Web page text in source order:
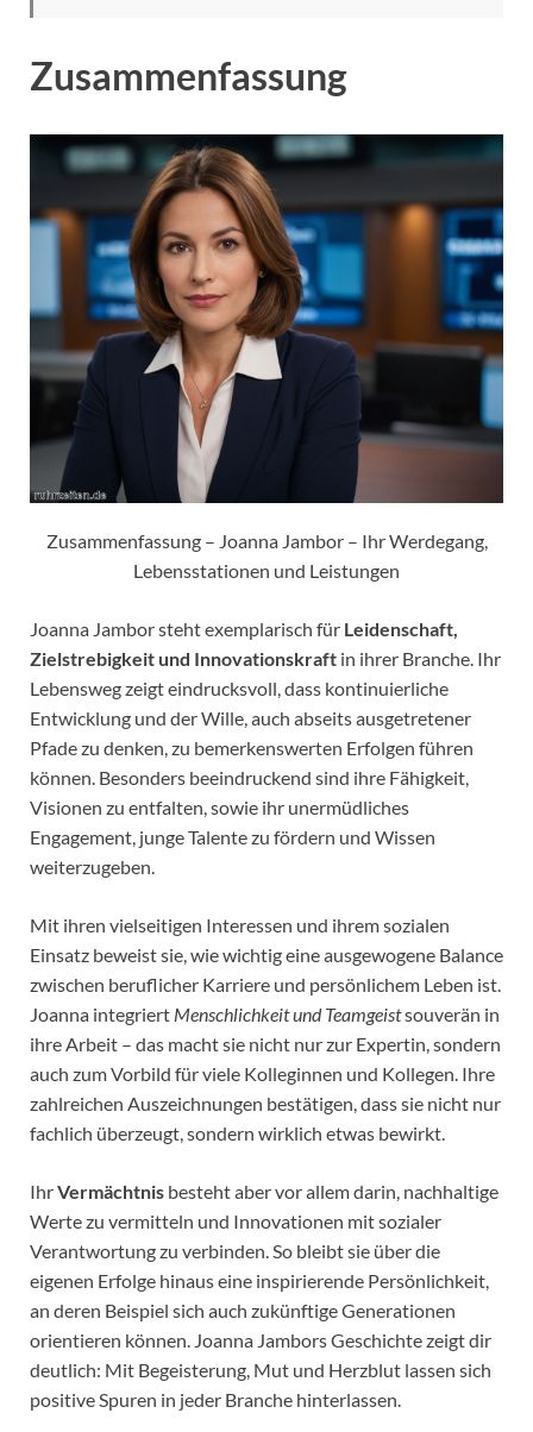
Zusammenfassung
Zusammenfassung – Joanna Jambor – Ihr Werdegang,
Lebensstationen und Leistungen
Joanna Jambor steht exemplarisch für Leidenschaft,
Zielstrebigkeit und Innovationskraft in ihrer Branche. Ihr
Lebensweg zeigt eindrucksvoll, dass kontinuierliche
Entwicklung und der Wille, auch abseits ausgetretener
Pfade zu denken, zu bemerkenswerten Erfolgen führen
können. Besonders beeindruckend sind ihre Fähigkeit,
Visionen zu entfalten, sowie ihr unermüdliches
Engagement, junge Talente zu fördern und Wissen
weiterzugeben.
Mit ihren vielseitigen Interessen und ihrem sozialen
Einsatz beweist sie, wie wichtig eine ausgewogene Balance
zwischen beruflicher Karriere und persönlichem Leben ist.
Joanna integriert Menschlichkeit und Teamgeistsouverän in
ihre Arbeit – das macht sie nicht nur zur Expertin, sondern
auch zum Vorbild für viele Kolleginnen und Kollegen. Ihre
zahlreichen Auszeichnungen bestätigen, dass sie nicht nur
fachlich überzeugt, sondern wirklich etwas bewirkt.
IhrVermächtnis besteht aber vor allem darin, nachhaltige
Werte zu vermitteln und Innovationen mit sozialer
Verantwortung zu verbinden. So bleibt sie über die
eigenen Erfolge hinaus eine inspirierende Persönlichkeit,
an deren Beispiel sich auch zukünftige Generationen
orientieren können. Joanna Jambors Geschichte zeigt dir
deutlich: Mit Begeisterung, Mut und Herzblut lassen sich
positive Spuren in jeder Branche hinterlassen.